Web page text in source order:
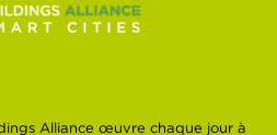
Alliance œuvre chaque jour à